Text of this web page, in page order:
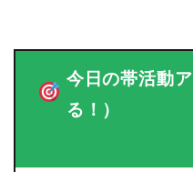
今日の帯活動
る！）